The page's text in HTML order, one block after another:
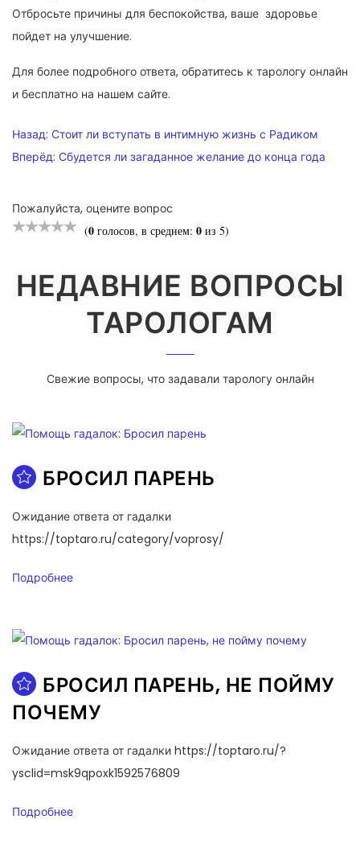
Отбросьте причины для беспокойства, ваше здоровье
пойдет на улучшение.
Для более подробного ответа, обратитесь к тарологу онлайн
и бесплатно на нашем сайте.
НАВИГАЦИЯ
ПО
Назад: Стоит ли вступать в интимную жизнь с Радиком
Вперёд: Сбудется ли загаданное желание до конца года
Пожалуйста, оцените вопрос
(0 голосов, в среднем: 0 из 5)
НЕДАВНИЕ ВОПРОСЫ
ТАРОЛОГАМ
Свежие вопросы, что задавали тарологу онлайн
БРОСИЛ ПАРЕНЬ
Ожидание ответа от гадалки
https://toptaro.ru/category/voprosy/
Подробнее
БРОСИЛ ПАРЕНЬ, НЕ ПОЙМУ
ПОЧЕМУ
Ожидание ответа от гадалки https://toptaro.ru/?
ysclid=msk9qpoxk1592576809
Подробнее